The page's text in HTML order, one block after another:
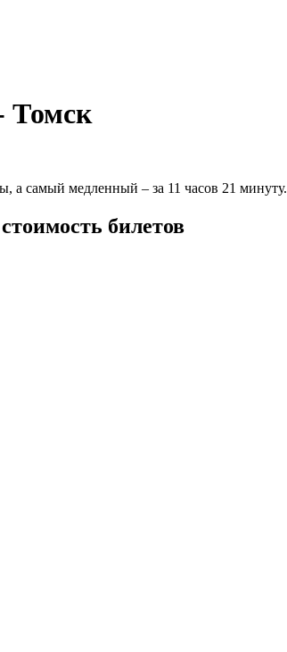
Томск
а самый медленный – за 11 часов 21 минуту.
билетов